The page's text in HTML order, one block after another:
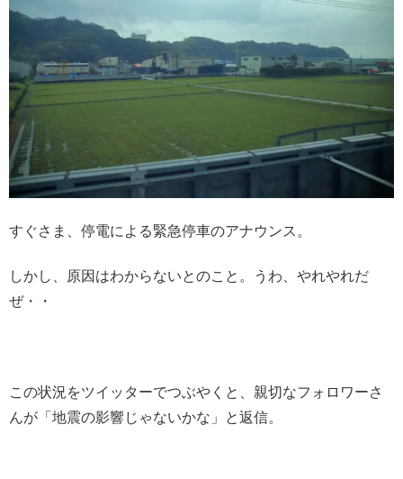
すぐさま、停電による緊急停車のアナウンス。
しかし、原因はわからないとのこと。うわ、やれやれだ
ぜ・・
この状況をツイッターでつぶやくと、親切なフォロワーさ
んが「地震の影響じゃないかな」と返信。